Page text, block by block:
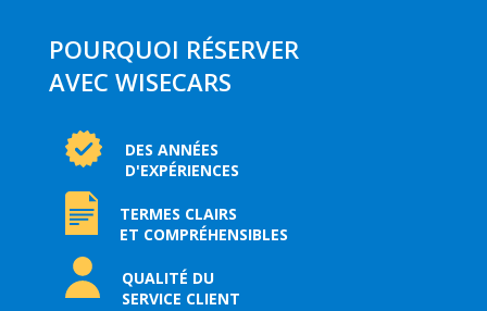
POURQUOI RÉSERVER
AVEC WISECARS
DES ANNÉES
D'EXPÉRIENCES
TERMES CLAIRS
ET COMPRÉHENSIBLES
QUALITÉ DU
SERVICE CLIENT